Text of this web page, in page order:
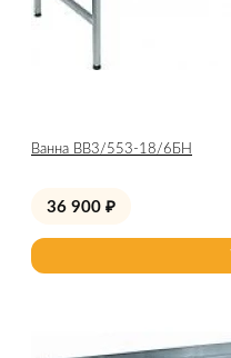
Ванна ВВ3/553-18/6БН
36 900 ₽